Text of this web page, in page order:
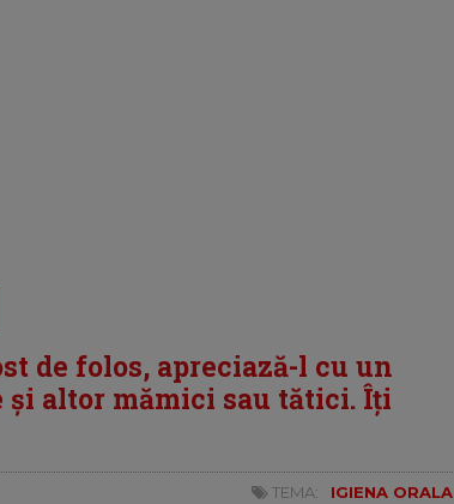
de folos, apreciază-l cu un
altor mămici sau tătici. Îți
TEMA: IGIENA ORALA